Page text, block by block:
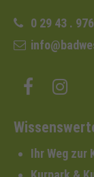
0 29 43 .
Ihr Weg zur